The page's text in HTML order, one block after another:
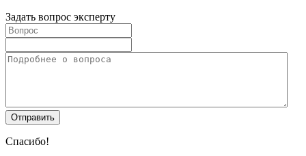
Задать вопрос эксперту
Спасибо!